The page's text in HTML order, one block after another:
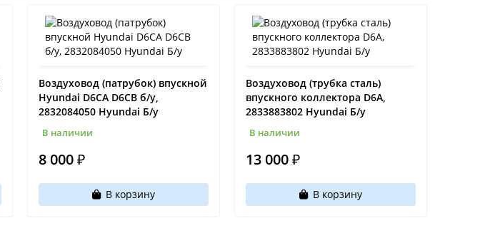
Воздуховод (патрубок) впускной
Hyundai D6СA D6СB б/у,
2832084050 Hyundai Б/у
В наличии
8 000 ₽
В корзину
Воздуховод (трубка сталь)
впускного коллектора D6A,
2833883802 Hyundai Б/у
В наличии
13 000 ₽
В корзину